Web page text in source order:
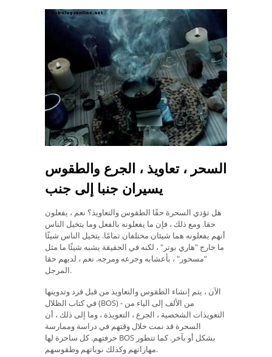
السحر ، تعاويذ ، الجرع والطقوس
يسيران جنبا إلى جنب
هل تؤدي السحرة حقًا الطقوس والتعاويذ؟ نعم ، يفعلون
حقا. ومع ذلك ، فإن ما يفعلونه بالفعل وما يتخيل الناس
أنهم يفعلونه هما شيئان مختلفان تمامًا. يتخيل الناس شيئًا
ما خارج "هاري بوتر" ، لكنه في الحقيقة يشبه شيئًا ما مثل
"مسحور" ، بأعشابه وجرعه ومرجه. نعم ، لديهم حقا
المرجل.
الآن ، يتم إنشاء الطقوس والتعاويذ من قبل فرد وتدوينها
في كتاب الظلال (BOS) - من الألف إلى الياء من
التعويذات الشخصية ، الجرع ، التعويذة ، وما إلى ذلك ، أن
السحرة قد نمت خلال وقتهم في دراسة وممارسة
حرفتهم. كل ساحرة لها BOS بشكل أو بآخر. كما تتطور
مهاراتهم وكذلك نوباتهم وطقوسهم.